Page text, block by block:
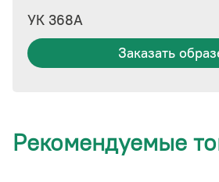
УК 368А
Заказать
Рекомендуемые